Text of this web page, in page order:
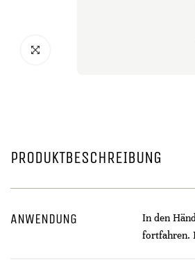
PRODUKTBESCHREIBUNG
ANWENDUNG
In den
fortfahren.